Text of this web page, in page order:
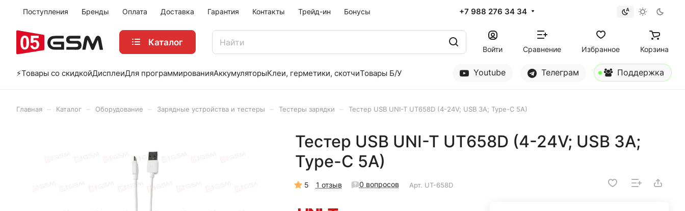
Поступления Бренды Оплата Доставка Гарантия Контакты Трейд-ин Бонусы +7 988 276 34 34
Каталог
Войти Сравнение Избранное Корзина
⚡️Товары со скидкойДисплеиДля программированияАккумуляторыКлеи, герметики, скотчиТовары Б/У Youtube Телеграм Поддержка
Главная Каталог Оборудование Зарядные устройства и тестеры Тестеры зарядки Тестер USB UNI-T UT658D (4-24V; USB 3A; Type-C 5A)
Тестер USB UNI-T UT658D (4-24V; USB 3A;
Type-C 5A)
5 1 отзыв 0 вопросов Арт. UT-658D